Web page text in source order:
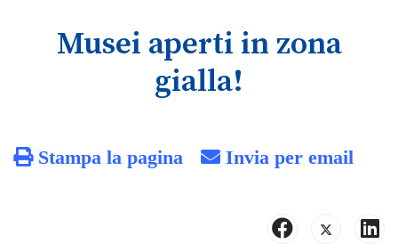
Musei aperti in zona
gialla!
Stampa la pagina Invia per email